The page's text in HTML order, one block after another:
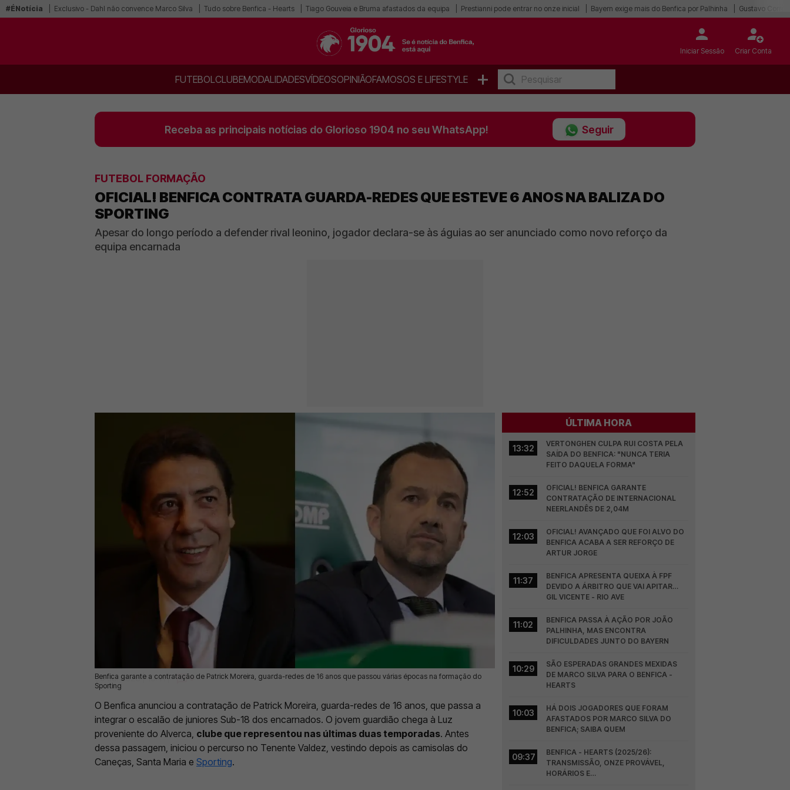
#ÉNotícia Exclusivo - Dahl não convence Marco Silva Tudo sobre Benfica - Hearts Tiago Gouveia e Bruma afastados da equipa Prestianni pode entrar no onze inicial Bayern exige mais do Benfica por Palhinha Gustavo
Iniciar Sessão Criar Conta
FUTEBOLCLUBEMODALIDADESVÍDEOSOPINIÃOFAMOSOS E LIFESTYLE +
Receba as principais notícias do Glorioso 1904 no seu WhatsApp! Seguir
FUTEBOL FORMAÇÃO
OFICIAL! BENFICA CONTRATA GUARDA-REDES QUE ESTEVE 6 ANOS NA BALIZA DO
SPORTING
Apesar do longo período a defender rival leonino, jogador declara-se às águias ao ser anunciado como novo reforço da
equipa encarnada
Benfica garante a contratação de Patrick Moreira, guarda-redes de 16 anos que passou várias épocas na formação do
Sporting
09 Jul 2026 | 10:41 | 0
O Benfica anunciou a contratação de Patrick Moreira, guarda-redes de 16 anos, que passa a
integrar o escalão de juniores Sub-18 dos encarnados. O jovem guardião chega à Luz
proveniente do Alverca, clube que representou nas últimas duas temporadas. Antes
dessa passagem, iniciou o percurso no Tenente Valdez, vestindo depois as camisolas do
Caneças, Santa Maria e Sporting.
ÚLTIMA HORA
13:32
VERTONGHEN CULPA RUI COSTA PELA
SAÍDA DO BENFICA: "NUNCA TERIA
FEITO DAQUELA FORMA"
12:52
OFICIAL! BENFICA GARANTE
CONTRATAÇÃO DE INTERNACIONAL
NEERLANDÊS DE 2,04M
12:03
OFICIAL! AVANÇADO QUE FOI ALVO DO
BENFICA ACABA A SER REFORÇO DE
ARTUR JORGE
11:37
BENFICA APRESENTA QUEIXA À FPF
DEVIDO A ÁRBITRO QUE VAI APITAR…
GIL VICENTE - RIO AVE
11:02
BENFICA PASSA À AÇÃO POR JOÃO
PALHINHA, MAS ENCONTRA
DIFICULDADES JUNTO DO BAYERN
10:29
SÃO ESPERADAS GRANDES MEXIDAS
DE MARCO SILVA PARA O BENFICA -
HEARTS
10:03
HÁ DOIS JOGADORES QUE FORAM
AFASTADOS POR MARCO SILVA DO
BENFICA; SAIBA QUEM
09:37
BENFICA - HEARTS (2025/26):
TRANSMISSÃO, ONZE PROVÁVEL,
HORÁRIOS E…